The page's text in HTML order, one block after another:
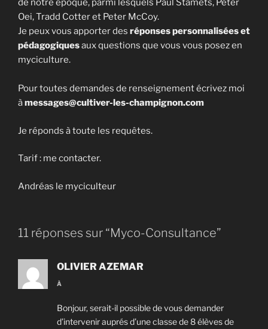
de notre époque, parmi lesquels Paul Stamets, Peter
Oei, Tradd Cotter et Peter McCoy.
Je peux vous apporter des réponses personnalisées et
pédagogiquesaux questions que vous vous posez en
myciculture.
Pour toutes demandes de renseignement écrivez moi
àmessages@cultiver-les-champignon.com
Je réponds à toute les requêtes.
Tarif : me contacter.
Andréas le myciculteur
11 réponses sur “Myco-Consultance”
OLIVIER AZEMAR
À
Bonjour, serait-il possible de vous demander
d’intervenir auprés d’une classe de 8 élèves de